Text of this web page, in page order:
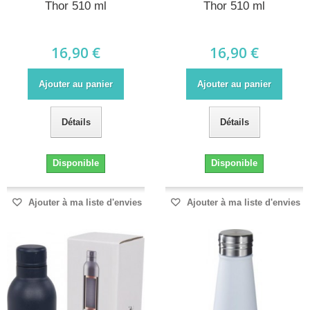
Thor 510 ml
16,90 €
Ajouter au panier
Détails
Disponible
Ajouter à ma liste d'envies
Thor 510 ml
16,90 €
Ajouter au panier
Détails
Disponible
Ajouter à ma liste d'envies